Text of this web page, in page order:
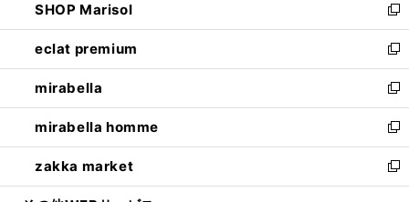
く
で
開
く
ド
ウ
で
開
く
ィ
ン
ド
ウ
で
開
く
い
ウ
ィ
ン
ド
ウ
で
開
く
SHOP Marisol
新
し
い
ウ
ィ
ン
ド
ウ
で
開
eclat premium
新
し
い
ウ
ィ
ン
ド
ウ
mirabella
新
し
い
ウ
ィ
ン
mirabella homme
新
し
い
ウ
zakka market
新
し